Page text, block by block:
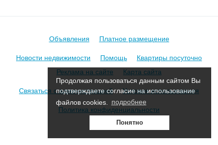
Продолжая пользоваться данным сайтом Вы
подтверждаете согласие на использование
файлов cookies.
подробнее
Понятно
Объявления
Платное размещение
Новости недвижимости
Помощь
Квартиры посуточно
Реклама на сайте
Карта сайта
Связаться с администрацией
Условия использования
Политика конфиденциальности